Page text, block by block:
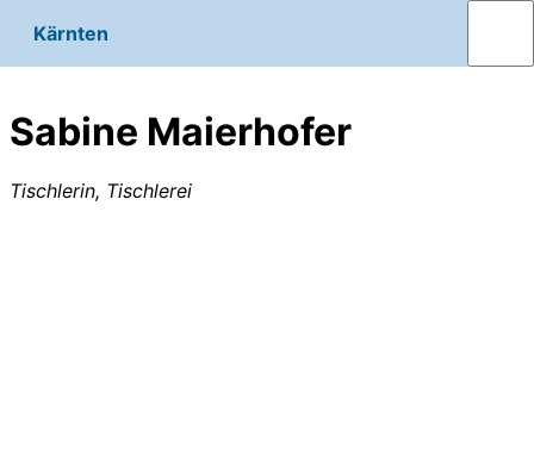
Kärnten
Sabine Maierhofer
Tischlerin, Tischlerei